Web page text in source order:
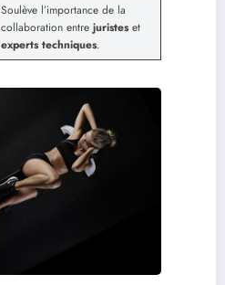
Soulève l’importance de la
collaboration entre juristeset
experts techniques.